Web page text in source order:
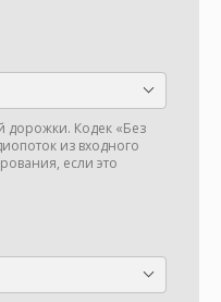
дорожки. Кодек «Без
из входного
если это